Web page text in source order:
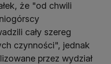
że "od chwili
cały szereg
czynności", jednak
przez wydział